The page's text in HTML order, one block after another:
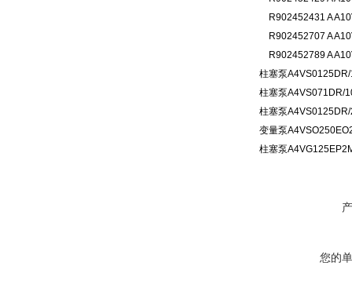
R902452431 A
R902452707 A
R902452789 A
柱塞泵
柱塞泵A4VS071DR/
柱塞泵
变量泵
柱塞泵
您的